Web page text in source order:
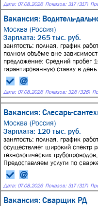
Дата: 07.08.2026 Показов: 317 (317)
Вакансия: Водитель-
Москва (Россия)
Зарплата: 265 тыс. руб.
занятость: полная, график
полном объёме вне
предложение: Средний
гарантированную ставку в
Дата: 07.08.2026 Показов: 326 (326)
Вакансия: Слесарь-
Москва (Россия)
Зарплата: 120 тыс. руб.
занятость: полная, график
осуществляет широкий спектр
технологических
Предоставляем услуги по
Дата: 07.08.2026 Показов: 317 (317)
Вакансия: Сварщик РД